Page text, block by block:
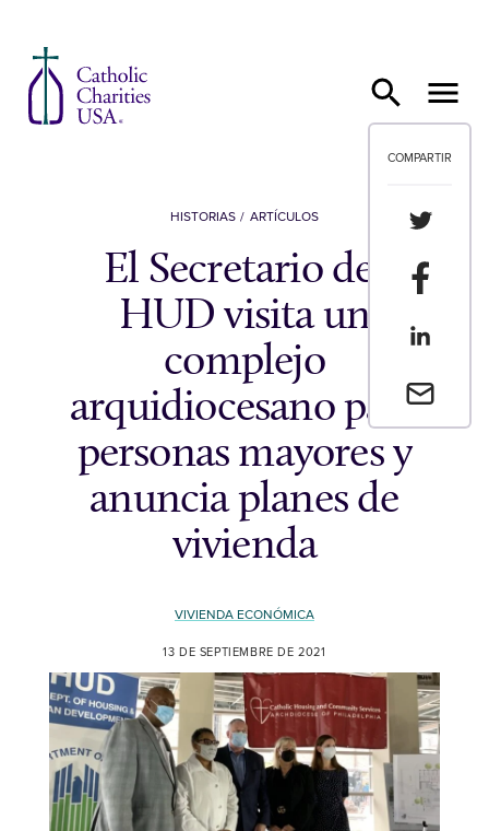
COMPARTIR
Envia un
HISTORIAS ARTÍCULOS
El Secretario del
HUD visita un
complejo
arquidiocesano para
personas mayores y
anuncia planes de
vivienda
VIVIENDA ECONÓMICA
13 DE SEPTIEMBRE DE 2021